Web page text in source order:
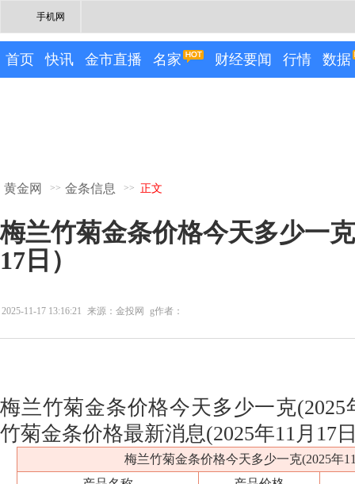
手机网
首页 快讯 金市直播 名家 财经要闻 行情 数据
黄金网 >> 金条信息 >> 正文
梅兰竹菊金条价格今天多少一
17日）
2025-11-17 13:16:21 来源：金投网 g作者：
梅兰竹菊金条价格今天多少一克(2025
竹菊金条价格最新消息(2025年11月17
梅兰竹菊金条价格今天多少一克(2025年